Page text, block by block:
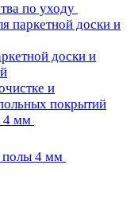
по уходу
паркетной доски и
доски и
и
покрытий
4 мм
полы 4 мм